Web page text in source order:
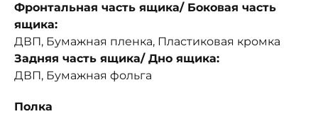
Фронтальная часть ящика/ Боковая часть
ящика:
ДВП, Бумажная пленка, Пластиковая кромка
Задняя часть ящика/ Дно ящика:
ДВП, Бумажная фольга
Полка